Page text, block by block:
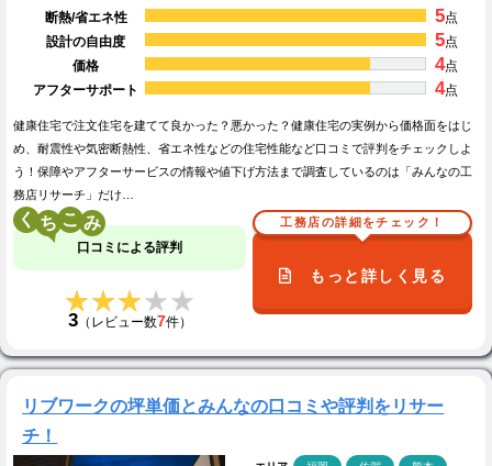
断熱/省エネ性
5点
設計の自由度
5点
価格
4点
アフターサポート
4点
健康住宅で注文住宅を建てて良かった？悪かった？健康住宅の実例から価格面をはじ
め、耐震性や気密断熱性、省エネ性などの住宅性能など口コミで評判をチェックしよ
う！保障やアフターサービスの情報や値下げ方法まで調査しているのは「みんなの工
務店リサーチ」だけ…
く こ
口コミによる評判
★★★★★
★★★★★
3（レビュー数7件）
工務店の詳細をチェック！
もっと詳しく見る
リブワークの坪単価とみんなの口コミや評判をリサー
チ！